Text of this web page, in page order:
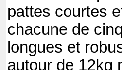
pattes courtes
chacune de
longues et
autour de 12kg